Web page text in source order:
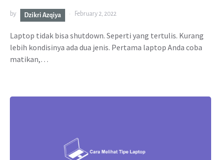
by Dzikri Azqiya February 2, 2022
Laptop tidak bisa shutdown. Seperti yang tertulis. Kurang
lebih kondisinya ada dua jenis. Pertama laptop Anda coba
matikan,…